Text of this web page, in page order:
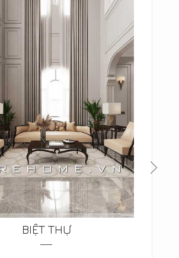
BIỆT THỰ